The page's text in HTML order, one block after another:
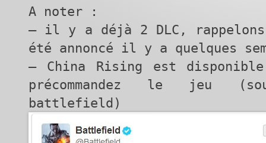
A noter :
– il y a déjà 2 DLC,
été annoncé il y a quelques
– China Rising est
précommandez le jeu
battlefield)